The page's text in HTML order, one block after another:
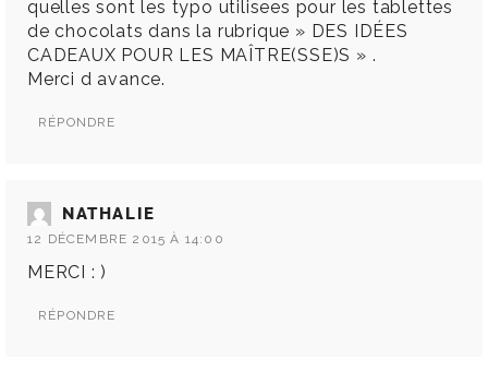
quelles sont les typo utilisees pour les tablettes
de chocolats dans la rubrique » DES IDÉES
CADEAUX POUR LES MAÎTRE(SSE)S » .
Merci d avance.
RÉPONDRE
NATHALIE
12 DÉCEMBRE 2015 À 14:00
MERCI : )
RÉPONDRE